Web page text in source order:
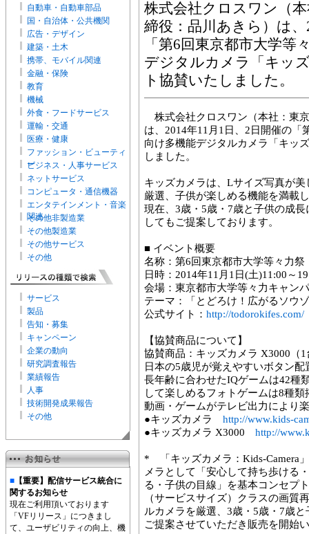
自動車・自動車部品
国・自治体・公共機関
広告・デザイン
建築・土木
携帯、モバイル関連
金融・保険
教育
機械
外食・フードサービス
運輸・交通
医療・健康
ファッション・ビューティ
ー
ビジネス・人事サービス
ネットサービス
コンピュータ・通信機器
エンタテインメント・音楽
関連
その他非製造業
その他製造業
その他サービス
その他
サービス
製品
告知・募集
キャンペーン
企業の動向
研究調査報告
業績報告
人事
技術開発成果報告
その他
■ 【重要】配信サービス統合に
関するお知らせ
現在ご利用頂いております
「VFリリース」につきまし
て、ユーザビリティの向上、機
株式会社クロスワン（
締役：品川あきら）は
「第6回東京都市大学等
デジタルカメラ「キッ
ト協賛いたしました。
株式会社クロスワン（本社：東
は、2014年11月1日、2日開催の「
向け多機能デジタルカメラ「キッ
しました。
キッズカメラは、Lサイズ写真が
厳選、子供が楽しめる機能を満載
現在、3歳・5歳・7歳と子供の成
してもご提案しております。
■ イベント概要
名称：第6回東京都市大学等々力祭
日時：2014年11月1日(土)11:00～
会場：東京都市大学等々力キャン
テーマ：「とどろけ！広がるソウ
公式サイト： http://todorokifes.com/
【協賛商品について】
協賛商品：キッズカメラ X3000（1
日本の5歳児が覚えやすいボタン
長年齢に合わせたIQゲームは42種
して楽しめるフォトゲームは8種
動画・ゲームがテレビ出力により
●キッズカメラ http://www.kids-
●キッズカメラ X3000 http://
* 「キッズカメラ：Kids-Camera
メラとして「安心して持ち歩ける
る・子供の目線」を基本コンセプ
（サービスサイズ）クラスの画質
ルカメラを厳選、3歳・5歳・7歳
ご提案させていただき販売を開始